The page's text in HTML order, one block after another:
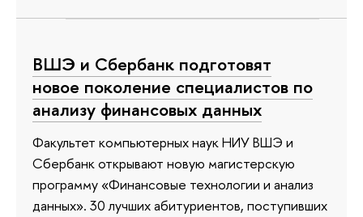
ВШЭ и Сбербанк подготовят
новое поколение специалистов по
анализу финансовых данных
Факультет компьютерных наук НИУ ВШЭ и
Сбербанк открывают новую магистерскую
программу «Финансовые технологии и анализ
данных». 30 лучших абитуриентов, поступивших